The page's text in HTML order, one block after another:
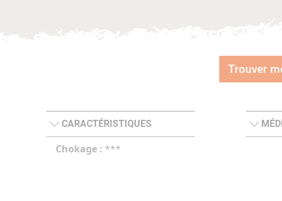
Trouver
CARACTÉRISTIQUES
Chokage : ***